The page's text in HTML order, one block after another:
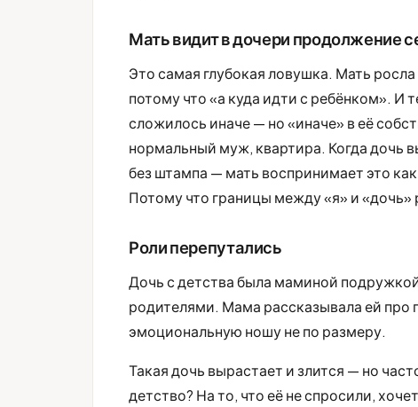
Мать видит в дочери продолжение
Это самая глубокая ловушка. Мать
потому что «а куда идти с ребёнком». И
сложилось иначе — но «иначе» в её
нормальный муж, квартира. Когда дочь
без штампа — мать воспринимает это
Потому что границы между «я» и «дочь»
Роли перепутались
Дочь с детства была маминой
родителями. Мама рассказывала ей про
эмоциональную ношу не по размеру.
Такая дочь вырастает и злится — но
детство? На то, что её не спросили,